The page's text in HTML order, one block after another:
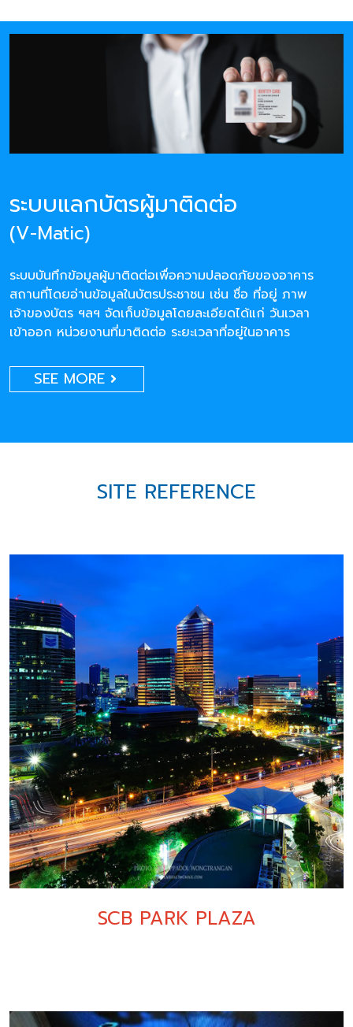
ระบบแลกบัตรผู้มาติดต่อ
(V-Matic)
ระบบบันทึกข้อมูลผู้มาติดต่อเพื่อความปลอดภัยของอาคาร
สถานที่โดยอ่านข้อมูลในบัตรประชาชน เช่น ชื่อ ที่อยู่ ภาพ
เจ้าของบัตร ฯลฯ จัดเก็บข้อมูลโดยละเอียดได้แก่ วันเวลา
เข้าออก หน่วยงานที่มาติดต่อ ระยะเวลาที่อยู่ในอาคาร
SEE MORE
SITE REFERENCE
SCB PARK PLAZA